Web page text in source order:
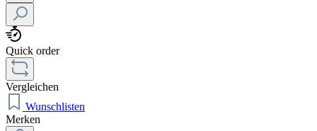
Quick order
Vergleichen
Wunschlisten
Merken